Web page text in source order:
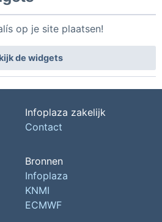
op je site plaatsen!
de widgets
Infoplaza zakelijk
Contact
Bronnen
Infoplaza
KNMI
ECMWF